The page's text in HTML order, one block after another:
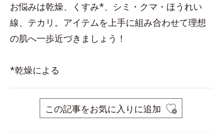
お悩みは乾燥、くすみ*、シミ・クマ・ほうれい
線、テカリ。アイテムを上手に組み合わせて理想
の肌へ一歩近づきましょう！
*乾燥による
この記事をお気に入りに追加